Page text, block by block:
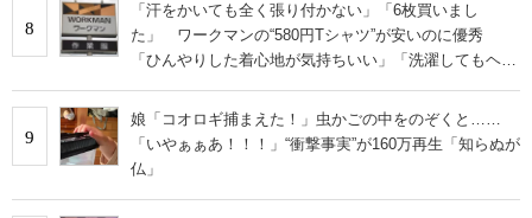
8
「汗をかいても全く張り付かない」「6枚買いまし
た」 ワークマンの“580円Tシャツ”が安いのに優秀
「ひんやりした着心地が気持ちいい」「洗濯してもヘタ
9
娘「コオロギ捕まえた！」虫かごの中をのぞくと……
「いやぁぁあ！！！」“衝撃事実”が160万再生「知らぬが
仏」